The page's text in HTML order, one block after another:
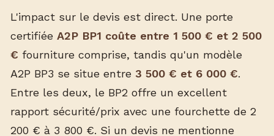
L'impact sur le devis est direct. Une porte
certifiée A2P BP1 coûte entre 1 500 € et 2 500
€ fourniture comprise, tandis qu'un modèle
A2P BP3 se situe entre 3 500 € et 6 000 €.
Entre les deux, le BP2 offre un excellent
rapport sécurité/prix avec une fourchette de 2
200 € à 3 800 €. Si un devis ne mentionne